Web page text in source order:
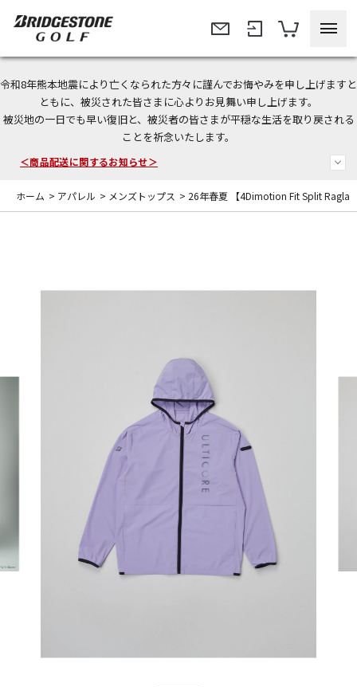
令和8年熊本地震により亡くなられた方々に謹んでお悔やみを申し上げますと
ともに、被災された皆さまに心よりお見舞い申し上げます。
被災地の一日でも早い復旧と、被災者の皆さまが平穏な生活を取り戻される
ことを祈念いたします。
＜夏季休暇中のご注文・発送・お問い合わせ＞
今なら新規会員登録で1,000円OFFクーポンプレゼント！
＜商品配送に関するお知らせ＞
ホーム > アパレル > メンズトップス > 26年春夏 【4Dimotion Fit Split